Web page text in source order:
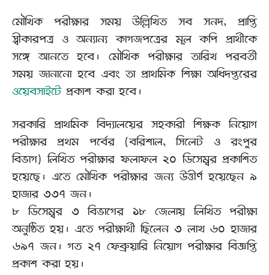
মৌখিক পরীক্ষার সময় উল্লিখিত সব সনদ, প্রাপ্তি
স্বীকারপত্র ও অন্যান্য কাগজপত্রের মূল কপি প্রার্থীকে
সঙ্গে আনতে হবে। মৌখিক পরীক্ষার তারিখ পরবর্তী
সময় জানানো হবে এবং তা প্রাথমিক শিক্ষা অধিদপ্তরের
ওয়েবসাইটেপ্রকাশ করা হবে।
সরকারি প্রাথমিক বিদ্যালয়ের সহকারী শিক্ষক নিয়োগ
পরীক্ষার প্রথম পর্বের (বরিশাল, সিলেট ও রংপুর
বিভাগ) লিখিত পরীক্ষার ফলাফল ২০ ডিসেম্বর প্রকাশিত
হয়েছে। এতে মৌখিক পরীক্ষার জন্য উত্তীর্ণ হয়েছেন ৯
হাজার ৩৩৭ জন।
৮ ডিসেম্বর ৩ বিভাগের ১৮ জেলায় লিখিত পরীক্ষা
অনুষ্ঠিত হয়। এতে পরীক্ষার্থী ছিলেন ৩ লাখ ৬০ হাজার
৬৯৭ জন। গত ২৭ ফেব্রুয়ারি নিয়োগ পরীক্ষার বিজ্ঞপ্তি
প্রকাশ করা হয়।